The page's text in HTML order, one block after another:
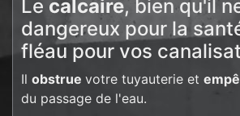
Le calcaire, bien qu'il
dangereux pour la
fléau pour vos
Il obstrue votre tuyauterie et
du passage de l'eau.